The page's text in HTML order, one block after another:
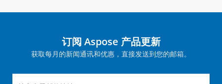
订阅 Aspose 产品更新
获取每月的新闻通讯和优惠，直接发送到您的邮箱。